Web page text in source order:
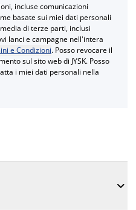
incluse comunicazioni
basate sui miei dati personali
di terze parti, inclusi
lanci e campagne nell'intera
e Condizioni. Posso revocare il
sul sito web di JYSK. Posso
i miei dati personali nella
